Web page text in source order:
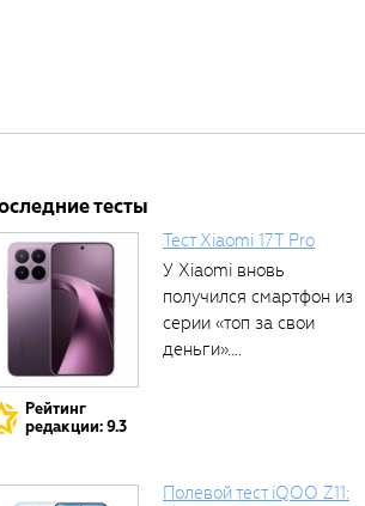
тесты
Рейтинг
редакции: 9.3
Тест Xiaomi 17T Pro
У Xiaomi вновь
получился смартфон из
серии «топ за свои
деньги»....
Полевой тест iQOO Z11: